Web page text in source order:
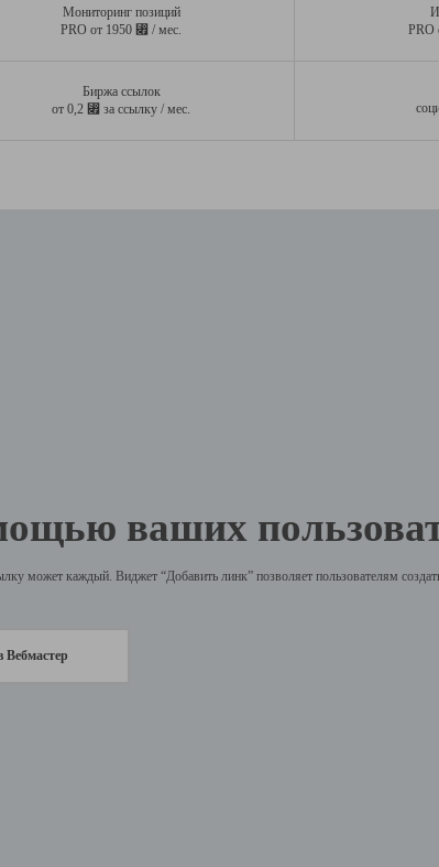
Мониторинг позиций
PRO от 1950 ⃏ / мес.
PRO
Биржа ссылок
от 0,2 ⃏ за ссылку / мес.
ваших
может каждый. Виджет “Добавить линк” позволяет пользователям
Вебмастер